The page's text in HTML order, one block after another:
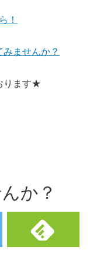
！
ませんか？
ります★
か？